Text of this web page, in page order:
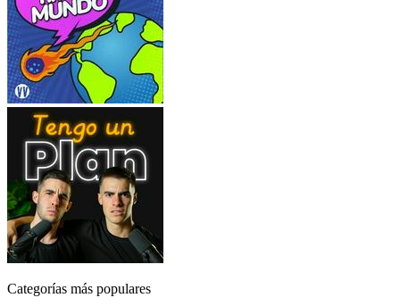
Categorías más populares